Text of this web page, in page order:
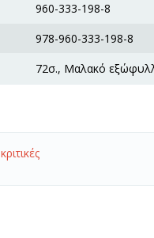
960-333-198-8
978-960-333-198-8
72σ., Μαλακό